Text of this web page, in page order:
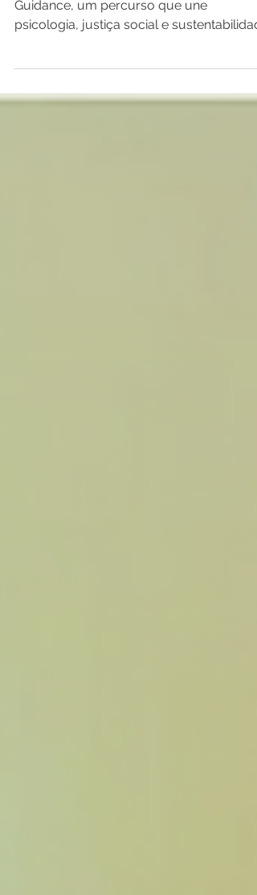
Começou ontem a formação Green
Guidance, um percurso que une